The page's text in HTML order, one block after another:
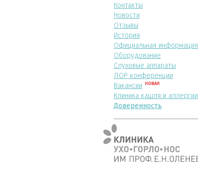
Контакты
Новости
Отзывы
История
Официальная информация
Оборудование
Слуховые аппараты
ЛОР конференции
Вакансии
Клиника кашля и аллергии
Доверенность